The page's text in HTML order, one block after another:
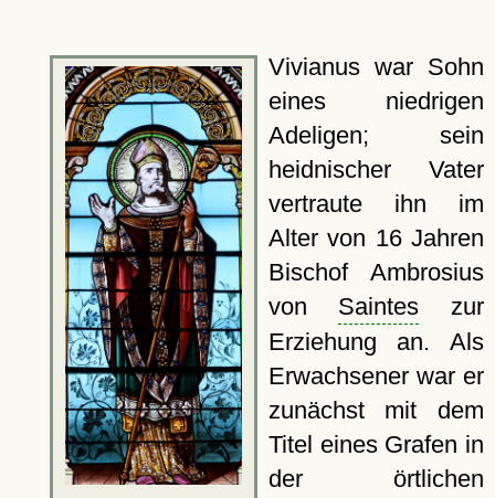
Vivianus war Sohn
eines niedrigen
Adeligen; sein
heidnischer Vater
vertraute ihn im
Alter von 16 Jahren
Bischof Ambrosius
von Saintes zur
Erziehung an. Als
Erwachsener war er
zunächst mit dem
Titel eines Grafen in
der örtlichen